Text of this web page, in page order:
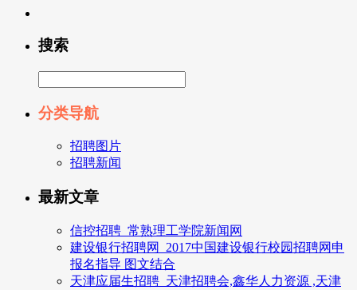
搜索
分类导航
招聘图片
招聘新闻
最新文章
信控招聘_常熟理工学院新闻网
建设银行招聘网_2017中国建设银行校园招聘网申
报名指导 图文结合
天津应届生招聘_天津招聘会,鑫华人力资源 ,天津